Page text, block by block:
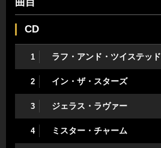
CD
1 ラフ・アンド・ツイステッド
2 イン・ザ・スターズ
3 ジェラス・ラヴァー
4 ミスター・チャーム